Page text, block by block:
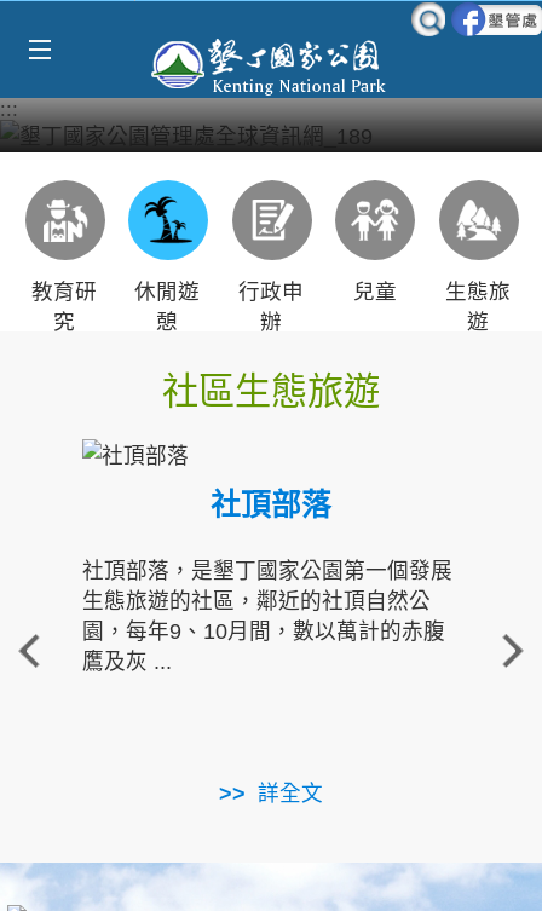
:::
教育研
究
休閒遊
憩
行政申
辦
兒童
生態旅
遊
社區生態旅遊
社頂部落
社頂部落，是墾丁國家公園第一個發展
生態旅遊的社區，鄰近的社頂自然公
園，每年9、10月間，數以萬計的赤腹
鷹及灰 ...
詳全文
重
走進